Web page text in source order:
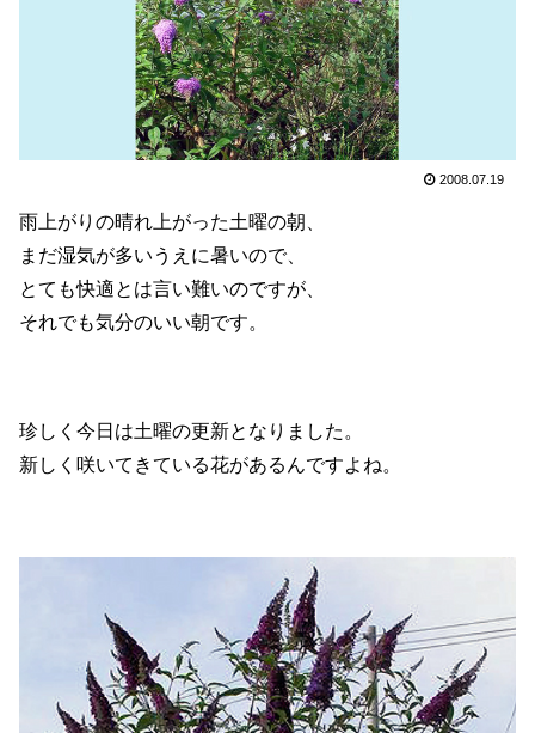
2008.07.19
雨上がりの晴れ上がった土曜の朝、
まだ湿気が多いうえに暑いので、
とても快適とは言い難いのですが、
それでも気分のいい朝です。
珍しく今日は土曜の更新となりました。
新しく咲いてきている花があるんですよね。